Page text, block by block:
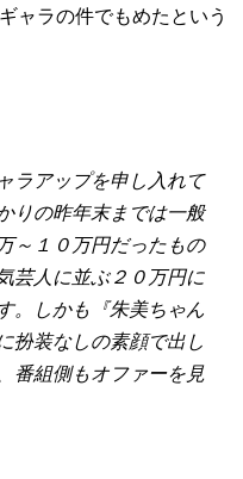
ャラの件でもめたという
ラアップを申し入れて
りの昨年末までは一般
～１０万円だったもの
芸人に並ぶ２０万円に
。しかも『朱美ちゃん
扮装なしの素顔で出し
番組側もオファーを見